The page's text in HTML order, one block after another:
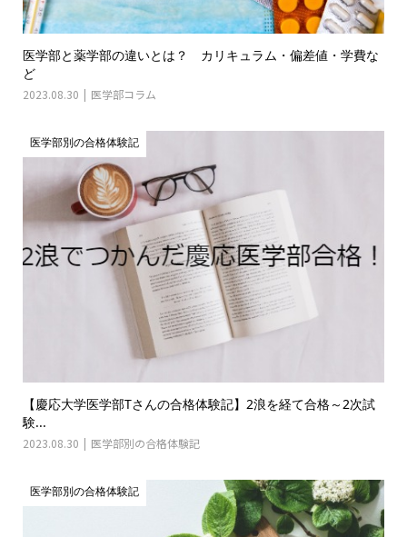
医学部と薬学部の違いとは？ カリキュラム・偏差値・学費な
ど
2023.08.30 医学部コラム
医学部別の合格体験記
【慶応大学医学部Tさんの合格体験記】2浪を経て合格～2次試
験...
2023.08.30 医学部別の合格体験記
医学部別の合格体験記